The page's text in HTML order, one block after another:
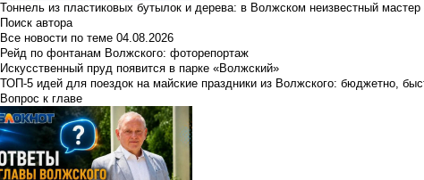
Тоннель из пластиковых бутылок и дерева: в Волжском неизвестный
Поиск автора
Все новости по теме 04.08.2026
Рейд по фонтанам Волжского: фоторепортаж
Искусственный пруд появится в парке «Волжский»
ТОП-5 идей для поездок на майские праздники из Волжского: бюджетно,
Вопрос к главе